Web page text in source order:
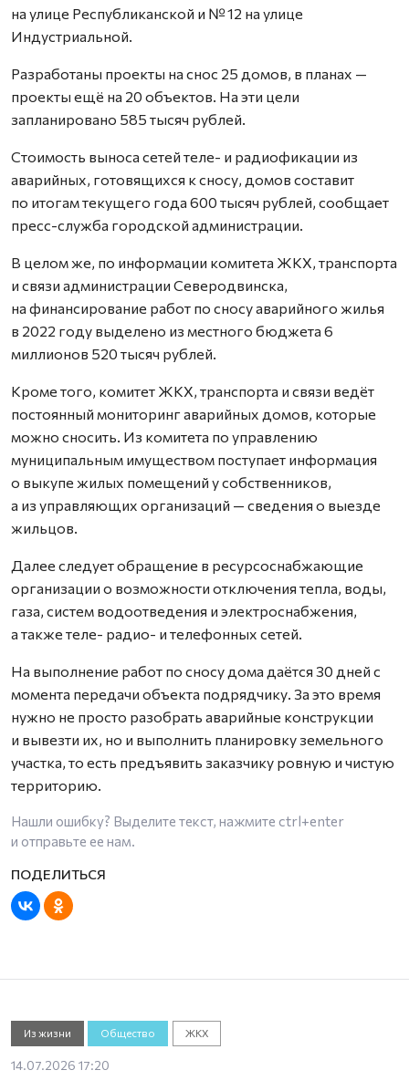
на улице Республиканской и № 12 на улице
Индустриальной.
Разработаны проекты на снос 25 домов, в планах —
проекты ещё на 20 объектов. На эти цели
запланировано 585 тысяч рублей.
Стоимость выноса сетей теле- и радиофикации из
аварийных, готовящихся к сносу, домов составит
по итогам текущего года 600 тысяч рублей, сообщает
пресс-служба городской администрации.
В целом же, по информации комитета ЖКХ, транспорта
и связи администрации Северодвинска,
на финансирование работ по сносу аварийного жилья
в 2022 году выделено из местного бюджета 6
миллионов 520 тысяч рублей.
Кроме того, комитет ЖКХ, транспорта и связи ведёт
постоянный мониторинг аварийных домов, которые
можно сносить. Из комитета по управлению
муниципальным имуществом поступает информация
о выкупе жилых помещений у собственников,
а из управляющих организаций — сведения о выезде
жильцов.
Далее следует обращение в ресурсоснабжающие
организации о возможности отключения тепла, воды,
газа, систем водоотведения и электроснабжения,
а также теле- радио- и телефонных сетей.
На выполнение работ по сносу дома даётся 30 дней с
момента передачи объекта подрядчику. За это время
нужно не просто разобрать аварийные конструкции
и вывезти их, но и выполнить планировку земельного
участка, то есть предъявить заказчику ровную и чистую
территорию.
Нашли ошибку? Выделите текст, нажмите ctrl+enter
и отправьте ее нам.
Из жизни Общество ЖКХ
14.07.2026 17:20